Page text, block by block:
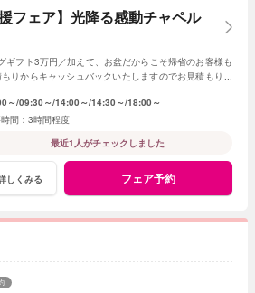
フェア】光降る感動チャペル
ギフト3万円／加えて、お盆だからこそ帰省のお客様も
りからキャッシュバックいたしますのでお見積もり作
～ 09:30～ 14:00～ 14:30～ 18:00～
3時間程度
最近1人がチェックしました
しくみる フェア予約